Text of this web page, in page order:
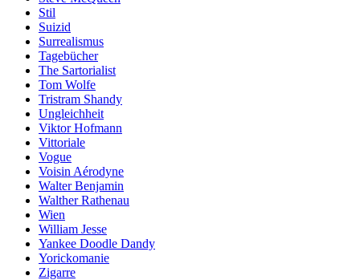
Stil
Suizid
Surrealismus
Tagebücher
The Sartorialist
Tom Wolfe
Tristram Shandy
Ungleichheit
Viktor Hofmann
Vittoriale
Vogue
Voisin Aérodyne
Walter Benjamin
Walther Rathenau
Wien
William Jesse
Yankee Doodle Dandy
Yorickomanie
Zigarre